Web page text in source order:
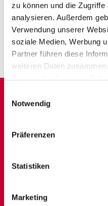
zu können und die
analysieren. Außerdem
Verwendung unserer
soziale Medien, Werbung
Partner führen diese
weiteren Daten
haben oder die sie im
Notwendig
Präferenzen
Statistiken
Marketing
S-CROSS ENTDECKEN